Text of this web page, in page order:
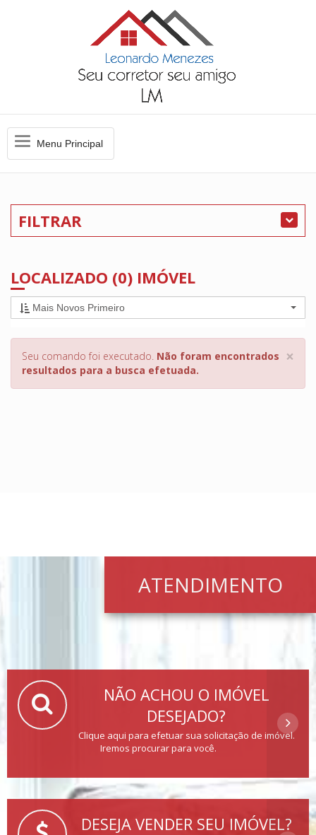
MenuMenu Principal
FILTRAR
LOCALIZADO (0) IMÓVEL
Mais Novos Primeiro
×
Seu comando foi executado. Não foram encontrados
resultados para a busca efetuada.
ATENDIMENTO
NÃO ACHOU O IMÓVEL
DESEJADO?
Clique aqui para efetuar sua solicitação de imóvel.
Iremos procurar para você.
DESEJA VENDER SEU IMÓVEL?